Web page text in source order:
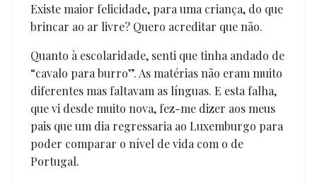
Existe maior felicidade, para uma criança, do que
brincar ao ar livre? Quero acreditar que não.
Quanto à escolaridade, senti que tinha andado de
“cavalo para burro”. As matérias não eram muito
diferentes mas faltavam as línguas. E esta falha,
que vi desde muito nova, fez-me dizer aos meus
pais que um dia regressaria ao Luxemburgo para
poder comparar o nível de vida com o de
Portugal.